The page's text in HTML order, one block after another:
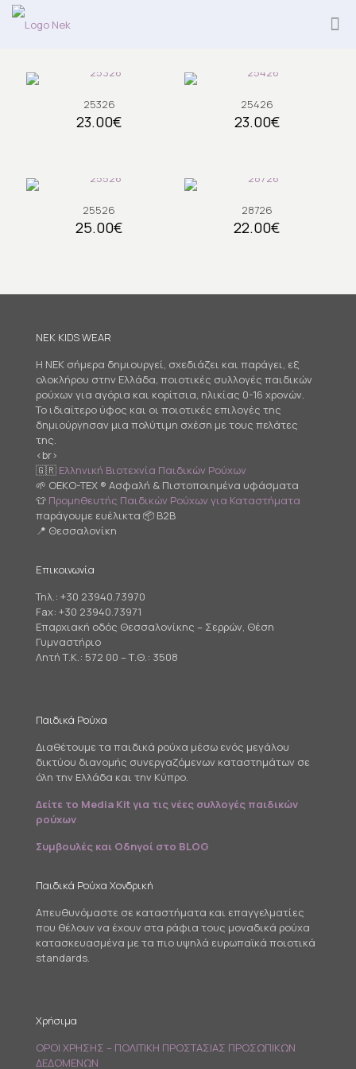
25326
23.00€
25426
23.00€
25526
25.00€
28726
22.00€
NEK KIDS WEAR
Η NEK σήμερα δημιουργεί, σχεδιάζει και παράγει, εξ
ολοκλήρου στην Ελλάδα, ποιοτικές συλλογές παιδικών
ρούχων για αγόρια και κορίτσια, ηλικίας 0-16 χρονών.
Το ιδιαίτερο ύφος και οι ποιοτικές επιλογές της
δημιούργησαν μια πολύτιμη σχέση με τους πελάτες
της.
<br>
🇬🇷 Ελληνική Βιοτεχνία Παιδικών Ρούχων
🌱 OEKO-TEX ® Ασφαλή & Πιστοποιημένα υφάσματα
👕 Προμηθευτής Παιδικών Ρούχων για Καταστήματα
παράγουμε ευέλικτα 📦 B2B
📍 Θεσσαλονίκη
Επικοινωνία
Τηλ.: +30 23940.73970
Fax: +30 23940.73971
Επαρχιακή οδός Θεσσαλονίκης – Σερρών, Θέση
Γυμναστήριο
Λητή Τ.Κ.: 572 00 – Τ.Θ.: 3508
Παιδικά Ρούχα
Διαθέτουμε τα παιδικά ρούχα μέσω ενός μεγάλου
δικτύου διανομής συνεργαζόμενων καταστημάτων σε
όλη την Ελλάδα και την Κύπρο.
Δείτε το Media Kit για τις νέες συλλογές παιδικών
ρούχων
Συμβουλές και Οδηγοί στο BLOG
Παιδικά Ρούχα Χονδρική
Απευθυνόμαστε σε καταστήματα και επαγγελματίες
που θέλουν να έχουν στα ράφια τους μοναδικά ρούχα
κατασκευασμένα με τα πιο υψηλά ευρωπαϊκά ποιοτικά
standards.
Χρήσιμα
ΟΡΟΙ ΧΡΗΣΗΣ – ΠΟΛΙΤΙΚΗ ΠΡΟΣΤΑΣΙΑΣ ΠΡΟΣΩΠΙΚΩΝ
ΔΕΔΟΜΕΝΩΝ